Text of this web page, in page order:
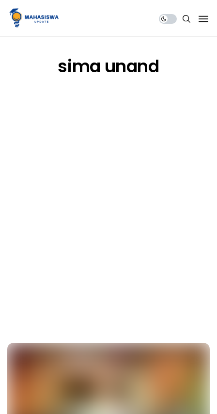
sima unand